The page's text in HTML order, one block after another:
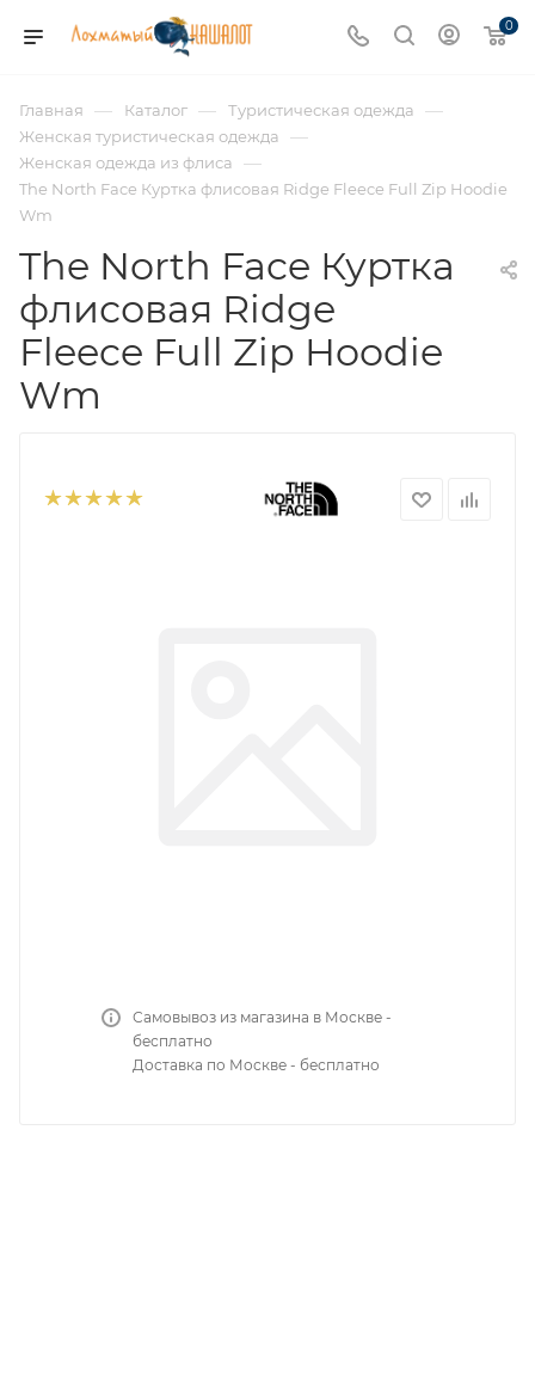
0
Главная — Каталог — Туристическая одежда —
Женская туристическая одежда —
Женская одежда из флиса —
The North Face Куртка флисовая Ridge Fleece Full Zip Hoodie
Wm
The North Face Куртка
флисовая Ridge
Fleece Full Zip Hoodie
Wm
Самовывоз из магазина в Москве -
бесплатно
Доставка по Москве - бесплатно